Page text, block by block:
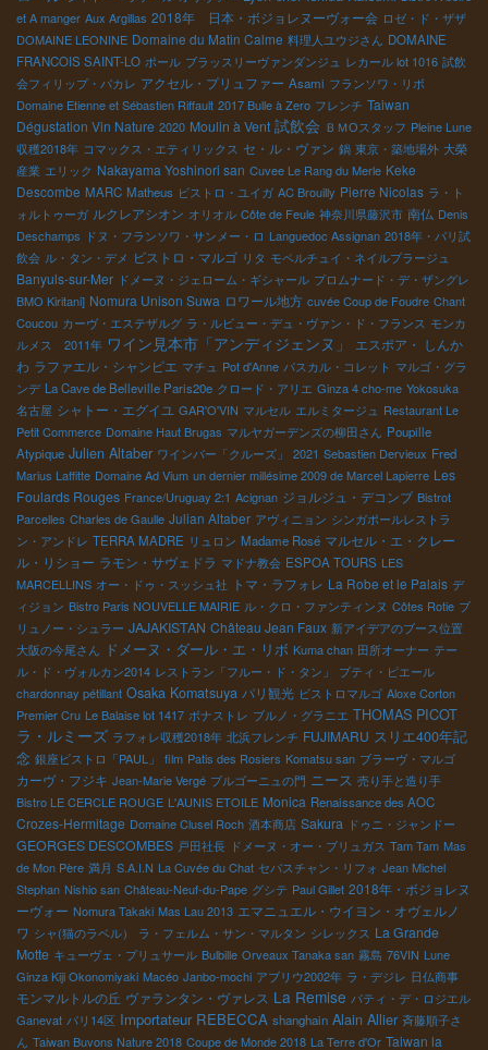
et A manger Aux Argillas 2018年 日本・ボジョレヌーヴォー会 ロゼ・ド・ザザ
DOMAINE LEONINE Domaine du Matin Calme 料理人ユウジさん DOMAINE
FRANCOIS SAINT-LO ポール ブラッスリーヴァンダンジュ レカール lot 1016 試飲
会フィリップ・パカレ アクセル・プリュファー Asami フランソワ・リボ
Domaine Etienne et Sébastien Riffault 2017 Bulle à Zero フレンチ Taiwan
Dégustation Vin Nature 2020 Moulin à Vent 試飲会 ＢＭОスタッフ Pleine Lune
収穫2018年 コマックス・エティリックス セ・ル・ヴァン 鍋 東京・築地場外 大榮
産業 エリック Nakayama Yoshinori san Cuvee Le Rang du Merle Keke
Descombe MARC Matheus ビストロ・ユイガ AC Brouilly Pierre Nicolas ラ・ト
ォルトゥーガ ルクレアシオン オリオル Côte de Feule 神奈川県藤沢市 南仏 Denis
Deschamps ドヌ・フランソワ・サンメー・ロ Languedoc Assignan 2018年・パリ試
飲会 ル・タン・デメ ビストロ・マルゴ リタ モペルチュイ・ネイルプラージュ
Banyuls-sur-Mer ドメーヌ・ジェローム・ギシャール プロムナード・デ・ザングレ
BMO Kiritani] Nomura Unison Suwa ロワール地方 cuvée Coup de Foudre Chant
Coucou カーヴ・エステザルグ ラ・ルビュー・デュ・ヴァン・ド・フランス モンカ
ルメス 2011年 ワイン見本市「アンディジェンヌ」
エスポア・ しんか
わ ラファエル・シャンピエ マチュ Pot d'Anne パスカル・コレット マルゴ・グラ
ンデ La Cave de Belleville Paris20e クロード・アリエ Ginza 4 cho-me Yokosuka
名古屋 シャトー・エグイユ GAR'O'VIN マルセル エルミタージュ Restaurant Le
Petit Commerce Domaine Haut Brugas マルヤガーデンズの柳田さん Poupille
Atypique Julien Altaber ワインバー「クルーズ」 2021 Sebastien Dervieux Fred
Marius Laffitte Domaine Ad Vium un dernier millésime 2009 de Marcel Lapierre Les
Foulards Rouges France/Uruguay 2:1 Acignan ジョルジュ・デコンブ Bistrot
Parcelles Charles de Gaulle Julian Altaber アヴィニョン シンガポールレストラ
ン・アンドレ TERRA MADRE リュロン Madame Rosé マルセル・エ・クレー
ル・リショー ラモン・サヴェドラ マドナ教会 ESPOA TOURS LES
MARCELLINS オー・ドゥ・スッシュ社 トマ・ラフォレ La Robe et le Palais デ
ィジョン Bistro Paris NOUVELLE MAIRIE ル・クロ・ファンティンヌ Côtes Rotie ブ
リュノー・シュラー JAJAKISTAN Château Jean Faux 新アイデアのブース位置
大阪の今尾さん ドメーヌ・ダール・エ・リボ Kuma chan 田所オーナー テー
ル・ド・ヴォルカン2014 レストラン「フルー・ド・タン」
プティ・ピエール
chardonnay pétillant Osaka Komatsuya パリ観光 ビストロマルゴ Aloxe Corton
Premier Cru Le Balaise lot 1417 ボナストレ ブルノ・グラニエ THOMAS PICOT
ラ・ルミーズ ラフォレ収穫2018年 北浜フレンチ FUJIMARU スリエ400年記
念 銀座ビストロ「PAUL」 film Patis des Rosiers Komatsu san ブラーヴ・マルゴ
カーヴ・フジキ Jean-Marie Vergé ブルゴーニュの門 ニース 売り手と造り手
Bistro LE CERCLE ROUGE L'AUNIS ETOILE Monica Renaissance des AOC
Crozes-Hermitage Domaine Clusel Roch 酒本商店 Sakura ドゥニ・ジャンドー
GEORGES DESCOMBES 戸田社長 ドメーヌ・オー・ブリュガス Tam Tam Mas
de Mon Père 満月 S.A.I.N La Cuvée du Chat セバスチャン・リフォ Jean Michel
Stephan Nishio san Château-Neuf-du-Pape グシテ Paul Gillet 2018年・ボジョレヌ
ーヴォー Nomura Takaki Mas Lau 2013 エマニュエル・ウイヨン・オヴェルノ
ワ シャ(猫のラベル） ラ・フェルム・サン・マルタン シレックス La Grande
Motte キューヴェ・プリュサール Bulbille Orveaux Tanaka san 霧島 76VIN Lune
Ginza Kiji Okonomiyaki Macéo Janbo-mochi アブリウ2002年 ラ・デジレ 日仏商事
モンマルトルの丘 ヴァランタン・ヴァレス La Remise パティ・デ・ロジエル
Ganevat パリ14区 Importateur REBECCA shanghain Alain Allier 斉藤順子さ
ん Taiwan Buvons Nature 2018 Coupe de Monde 2018 La Terre d'Or Taiwan la